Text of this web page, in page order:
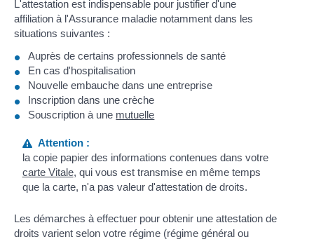
L'attestation est indispensable pour justifier d'une
affiliation à l'Assurance maladie notamment dans les
situations suivantes :
Auprès de certains professionnels de santé
En cas d'hospitalisation
Nouvelle embauche dans une entreprise
Inscription dans une crèche
Souscription à une mutuelle
Attention :
la copie papier des informations contenues dans votre
carte Vitale, qui vous est transmise en même temps
que la carte, n'a pas valeur d'attestation de droits.
Les démarches à effectuer pour obtenir une attestation de
droits varient selon votre régime (régime général ou